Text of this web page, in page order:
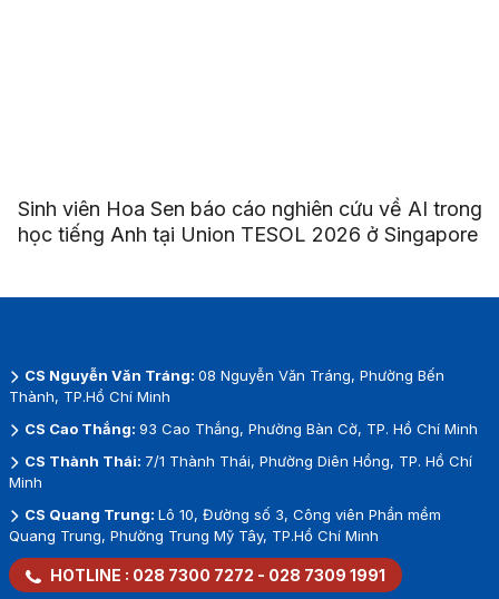
Sinh viên Hoa Sen báo cáo nghiên cứu về AI trong
học tiếng Anh tại Union TESOL 2026 ở Singapore
CS Nguyễn Văn Tráng: 08 Nguyễn Văn Tráng, Phường Bến
Thành, TP.Hồ Chí Minh
CS Cao Thắng: 93 Cao Thắng, Phường Bàn Cờ, TP. Hồ Chí Minh
CS Thành Thái: 7/1 Thành Thái, Phường Diên Hồng, TP. Hồ Chí
Minh
CS Quang Trung: Lô 10, Đường số 3, Công viên Phần mềm
Quang Trung, Phường Trung Mỹ Tây, TP.Hồ Chí Minh
HOTLINE : 028 7300 7272 - 028 7309 1991